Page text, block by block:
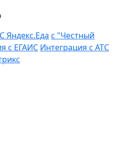
С Яндекс.Еда с "Честный
с ЕГАИС Интеграция с АТС